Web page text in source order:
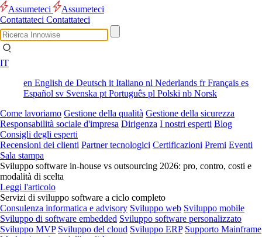
Assumeteci
Assumeteci
Contattateci Contattateci
IT
en English de Deutsch it Italiano nl Nederlands frFrançais es
Español sv Svenska pt Português pl Polski nb Norsk
Come lavoriamo Gestione della qualità Gestione della sicurezza
Responsabilità sociale d'impresa Dirigenza I nostri esperti Blog
Consigli degli esperti
Recensioni dei clienti Partner tecnologici Certificazioni Premi Eventi
Sala stampa
Sviluppo software in-house vs outsourcing 2026: pro, contro, costi e
modalità di scelta
Leggi l'articolo
Servizi di sviluppo software a ciclo completo
Consulenza informatica e advisory Sviluppo web Sviluppo mobile
Sviluppo di software embedded Sviluppo software personalizzato
Sviluppo MVP Sviluppo del cloud Sviluppo ERP Supporto Mainframe